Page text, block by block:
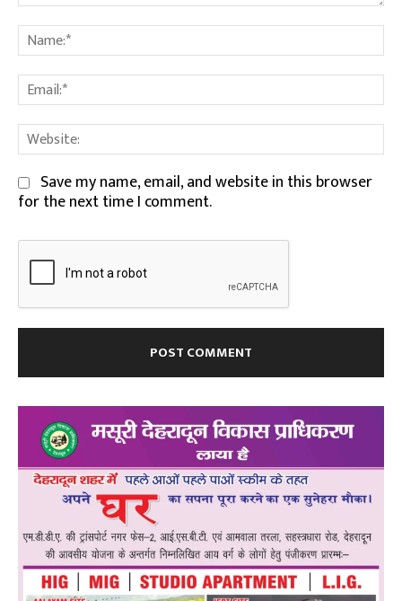
Comment:
Save my name, email, and website in this browser
for the next time I comment.